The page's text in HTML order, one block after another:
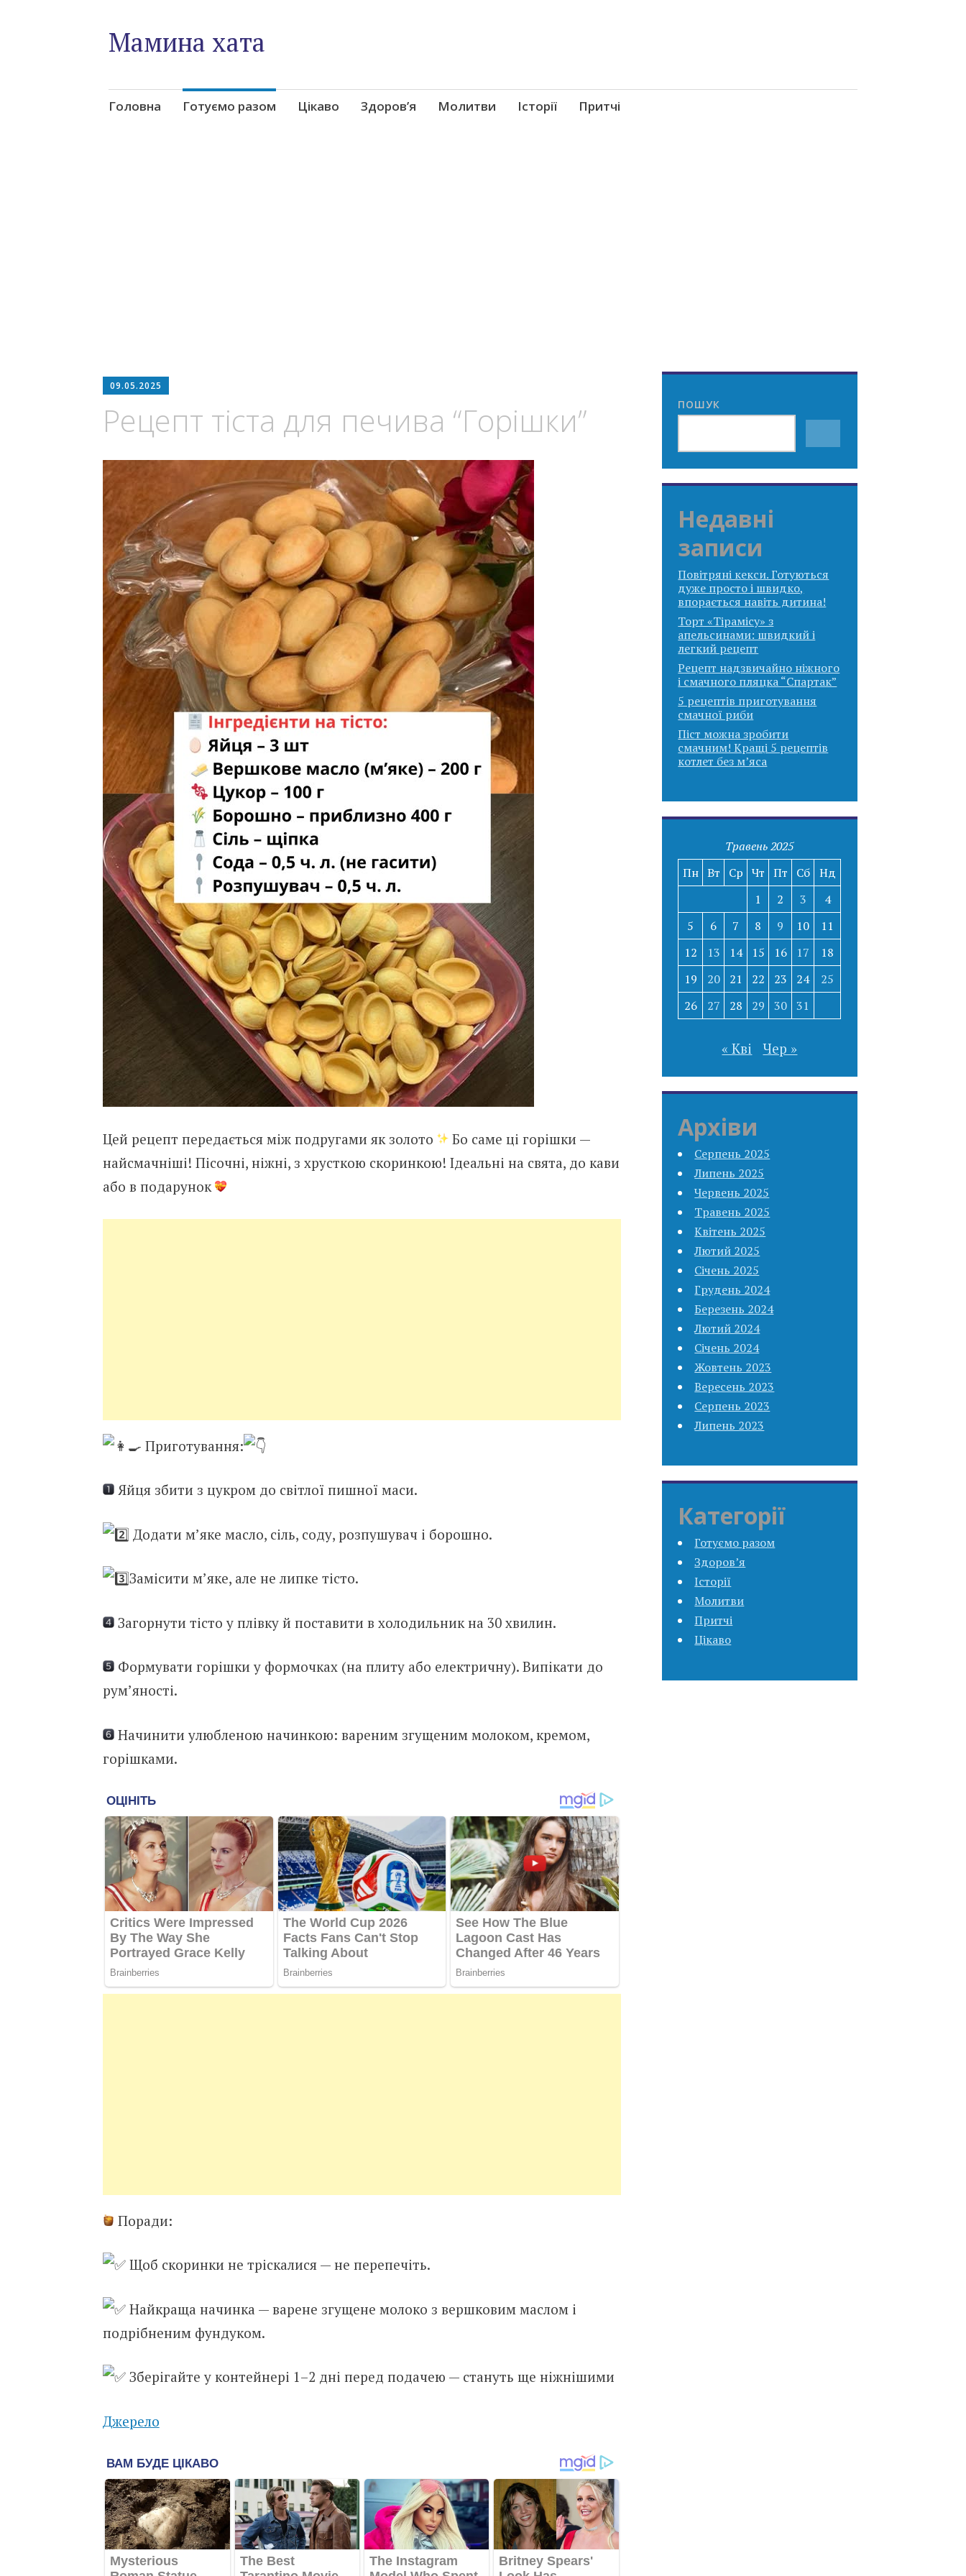
Мамина хата
Skip
Головна Готуємо разом Цікаво Здоров’я Молитви Історії Притчі
09.05.2025
Рецепт тіста для печива “Горішки”
Цей рецепт передається між подругами як золото
Бо саме ці горішки —
найсмачніші! Пісочні, ніжні, з хрусткою скоринкою! Ідеальні на свята, до кави
або в подарунок
Приготування:
Яйця збити з цукром до світлої пишної маси.
Додати м’яке масло, сіль, соду, розпушувач і борошно.
Замісити м’яке, але не липке тісто.
Загорнути тісто у плівку й поставити в холодильник на 30 хвилин.
Формувати горішки у формочках (на плиту або електричну). Випікати до
рум’яності.
Начинити улюбленою начинкою: вареним згущеним молоком, кремом,
горішками.
Поради:
Щоб скоринки не тріскалися — не перепечіть.
Найкраща начинка — варене згущене молоко з вершковим маслом і
подрібненим фундуком.
Зберігайте у контейнері 1–2 дні перед подачею — стануть ще ніжнішими
Джерело
ПОШУК
Недавні
записи
Повітряні кекси. Готуються
дуже просто і швидко,
впорається навіть дитина!
Торт «Тірамісу» з
апельсинами: швидкий і
легкий рецепт
Рецепт надзвичайно ніжного
і смачного пляцка “Спартак”
5 рецептів приготування
смачної риби
Піст можна зробити
смачним! Кращі 5 рецептів
котлет без м’яса
Травень 2025
Пн Вт Ср Чт Пт Сб Нд
1
2 3
4
5
6 7 8 9 10
11
12
13 14 15 16 17
18
19
20 21 22 23 24
25
26
27 28 29 30 31
« Кві Чер »
Архіви
Серпень 2025
Липень 2025
Червень 2025
Травень 2025
Квітень 2025
Лютий 2025
Січень 2025
Грудень 2024
Березень 2024
Лютий 2024
Січень 2024
Жовтень 2023
Вересень 2023
Серпень 2023
Липень 2023
Категорії
Готуємо разом
Здоров’я
Історії
Молитви
Притчі
Цікаво